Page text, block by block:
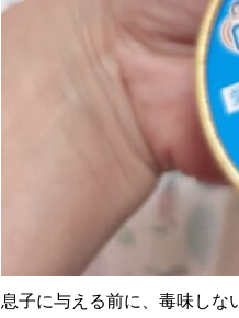
息子に与える前に、毒味しな